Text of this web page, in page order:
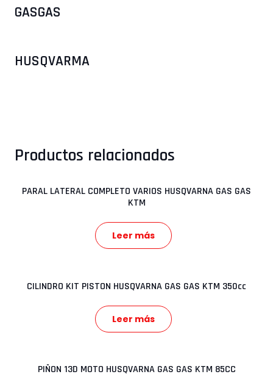
GASGAS
HUSQVARMA
Productos relacionados
PARAL LATERAL COMPLETO VARIOS HUSQVARNA GAS GAS
KTM
Leer más
CILINDRO KIT PISTON HUSQVARNA GAS GAS KTM 350cc
Leer más
PIÑON 13D MOTO HUSQVARNA GAS GAS KTM 85CC